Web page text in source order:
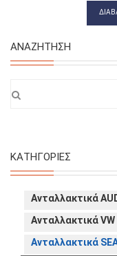
ΑΝΑΖΉΤΗΣΗ
ΚΑΤΗΓΟΡΊΕΣ
Ανταλλακτικά
Ανταλλακτικά VW
Ανταλλακτικά